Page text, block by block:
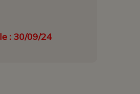
: 30/09/24